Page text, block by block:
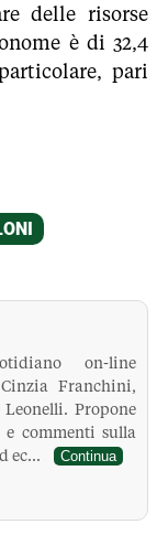
delle risorse
è di 32,4
pari
on-line
Franchini,
Propone
commenti sulla
ec...
Continua